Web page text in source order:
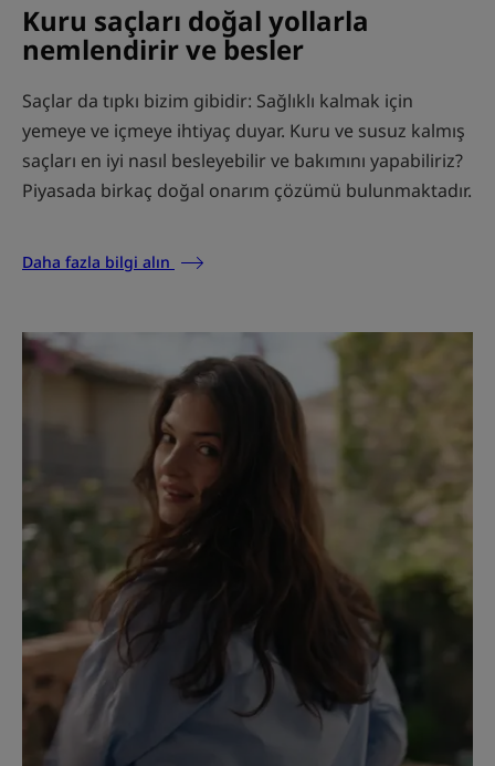
Kuru saçları doğal yollarla
nemlendirir ve besler
Saçlar da tıpkı bizim gibidir: Sağlıklı kalmak için
yemeye ve içmeye ihtiyaç duyar. Kuru ve susuz kalmış
saçları en iyi nasıl besleyebilir ve bakımını yapabiliriz?
Piyasada birkaç doğal onarım çözümü bulunmaktadır.
Daha fazla bilgi alın